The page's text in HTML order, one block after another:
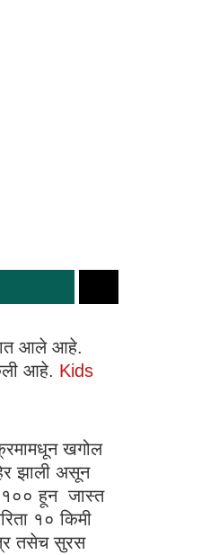
आले आहे.
आहे. Kids
खगोल
झाली असून
१०० हून जास्त
१० किमी
तसेच सुरस